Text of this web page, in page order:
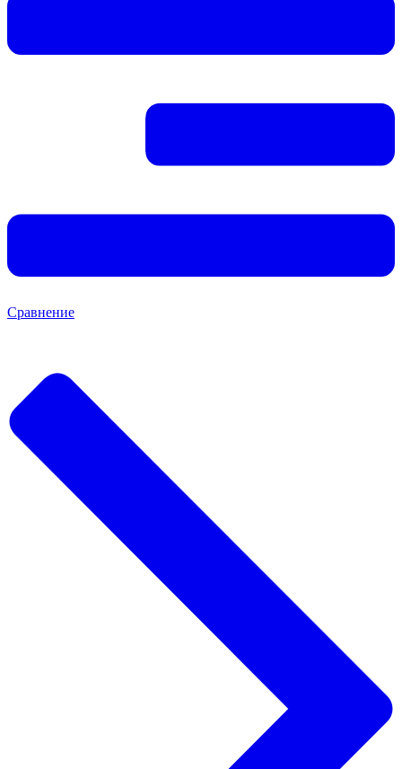
Сравнение